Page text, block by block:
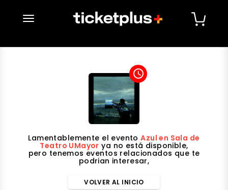
desplegar navegación
access_time
Lamentablemente el eventoAzul en Sala de
Teatro UMayor ya no está disponible,
pero tenemos eventos relacionados que te
podrian interesar,
VOLVER AL INICIO